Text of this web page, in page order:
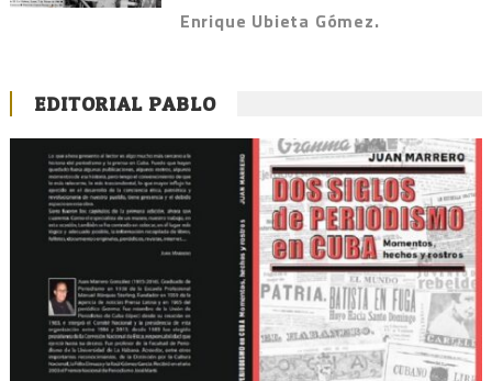
Enrique Ubieta Gómez.
EDITORIAL PABLO